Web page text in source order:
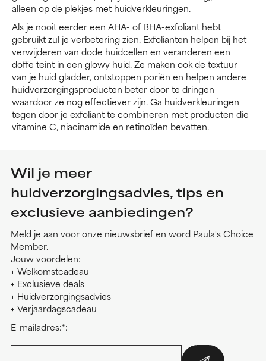
alleen op de plekjes met huidverkleuringen.
Als je nooit eerder een AHA- of BHA-exfoliant hebt
gebruikt zul je verbetering zien. Exfolianten helpen bij het
verwijderen van dode huidcellen en veranderen een
doffe teint in een glowy huid. Ze maken ook de textuur
van je huid gladder, ontstoppen poriën en helpen andere
huidverzorgingsproducten beter door te dringen -
waardoor ze nog effectiever zijn. Ga huidverkleuringen
tegen door je exfoliant te combineren met producten die
vitamine C, niacinamide en retinoïden bevatten.
Wil je meer
huidverzorgingsadvies, tips en
exclusieve aanbiedingen?
Meld je aan voor onze nieuwsbrief en word Paula's Choice
Member.
Jouw voordelen:
+ Welkomstcadeau
+ Exclusieve deals
+ Huidverzorgingsadvies
+ Verjaardagscadeau
E-mailadres:*: